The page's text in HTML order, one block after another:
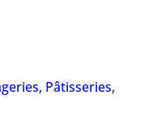
Pâtisseries,